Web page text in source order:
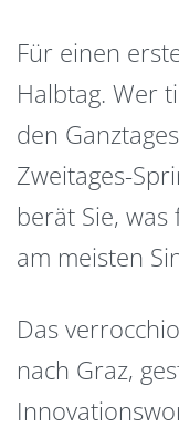
Für einen
Halbtag. Wer
den
Zweitages-
berät Sie,
am meisten
Das
nach Graz,